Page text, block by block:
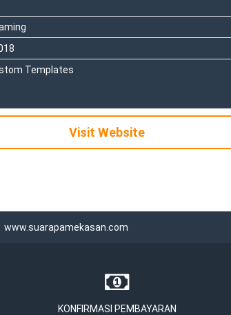
Templates
Visit Website
www.suarapamekasan.com
KONFIRMASI PEMBAYARAN